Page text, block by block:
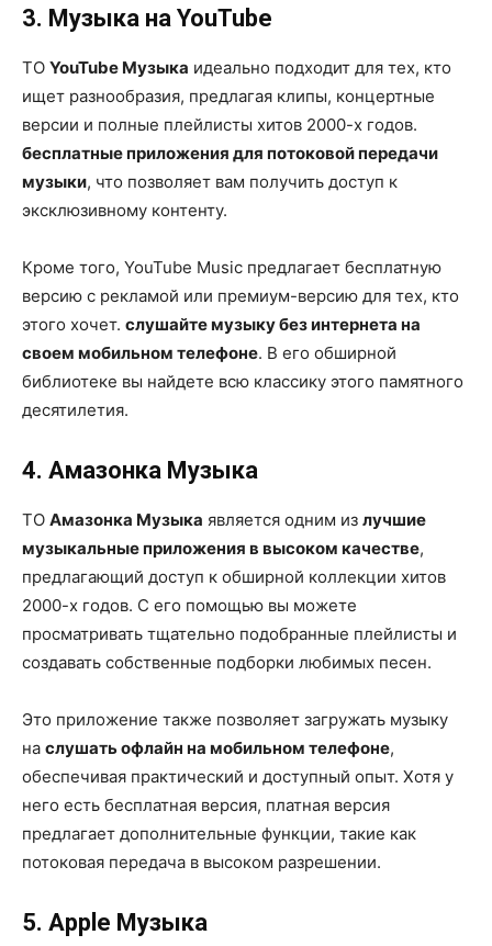
3. Музыка на YouTube
ТО YouTube Музыка идеально подходит для тех, кто
ищет разнообразия, предлагая клипы, концертные
версии и полные плейлисты хитов 2000-х годов.
бесплатные приложения для потоковой передачи
музыки, что позволяет вам получить доступ к
эксклюзивному контенту.
Кроме того, YouTube Music предлагает бесплатную
версию с рекламой или премиум-версию для тех, кто
этого хочет. слушайте музыку без интернета на
своем мобильном телефоне. В его обширной
библиотеке вы найдете всю классику этого памятного
десятилетия.
4. Амазонка Музыка
ТО Амазонка Музыка является одним из лучшие
музыкальные приложения в высоком качестве,
предлагающий доступ к обширной коллекции хитов
2000-х годов. С его помощью вы можете
просматривать тщательно подобранные плейлисты и
создавать собственные подборки любимых песен.
Это приложение также позволяет загружать музыку
на слушать офлайн на мобильном телефоне,
обеспечивая практический и доступный опыт. Хотя у
него есть бесплатная версия, платная версия
предлагает дополнительные функции, такие как
потоковая передача в высоком разрешении.
5. Apple Музыка